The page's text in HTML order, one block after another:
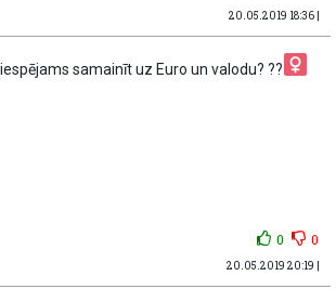
20.05.2019 18:36 |
samainīt uz Euro un valodu? ??‍
0 0
20.05.2019 20:19 |